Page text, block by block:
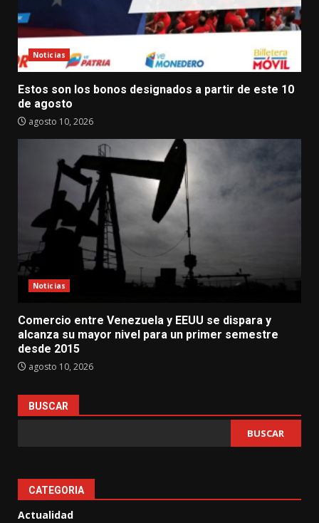
Noticias
Estos son los bonos designados a partir de este 10
de agosto
agosto 10, 2026
Noticias
Comercio entre Venezuela y EEUU se dispara y
alcanza su mayor nivel para un primer semestre
desde 2015
agosto 10, 2026
BUSCAR
BUSCAR
CATEGORIA
Actualidad